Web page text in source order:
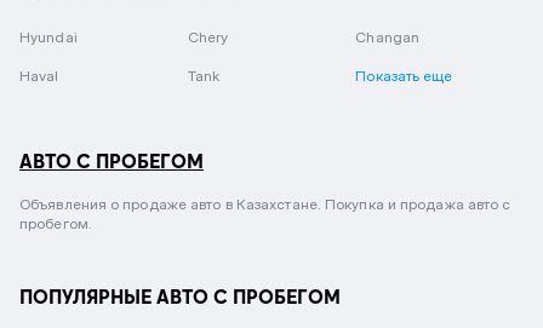
Hyundai Chery Changan
Haval Tank Показать еще
АВТО С ПРОБЕГОМ
Объявления о продаже авто в Казахстане. Покупка и продажа авто с
пробегом.
ПОПУЛЯРНЫЕ АВТО С ПРОБЕГОМ